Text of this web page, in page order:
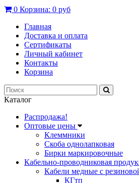
0 Корзина: 0 руб
Главная
Доставка и оплата
Сертификаты
Личный кабинет
Контакты
Корзина
Каталог
Распродажа!
Оптовые цены
Клеммники
Скоба однолапковая
Бирки маркировочные
Кабельно-проводниковая
Кабели медные с
КГтп